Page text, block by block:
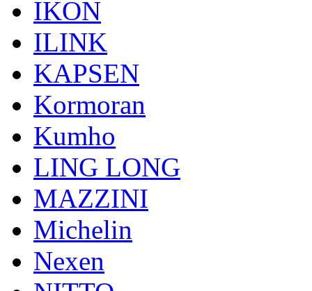
IKON
ILINK
KAPSEN
Kormoran
Kumho
LING LONG
MAZZINI
Michelin
Nexen